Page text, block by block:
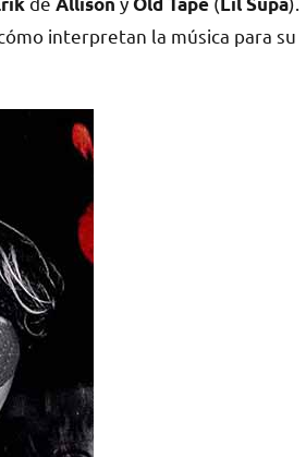
interpretan la música para su